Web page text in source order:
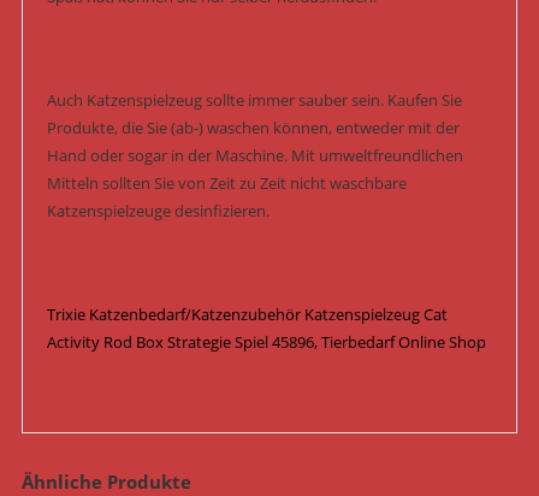
Auch Katzenspielzeug sollte immer sauber sein. Kaufen Sie
Produkte, die Sie (ab-) waschen können, entweder mit der
Hand oder sogar in der Maschine. Mit umweltfreundlichen
Mitteln sollten Sie von Zeit zu Zeit nicht waschbare
Katzenspielzeuge desinfizieren.
Trixie Katzenbedarf/Katzenzubehör Katzenspielzeug Cat
Activity Rod Box Strategie Spiel 45896, Tierbedarf Online Shop
Ähnliche Produkte